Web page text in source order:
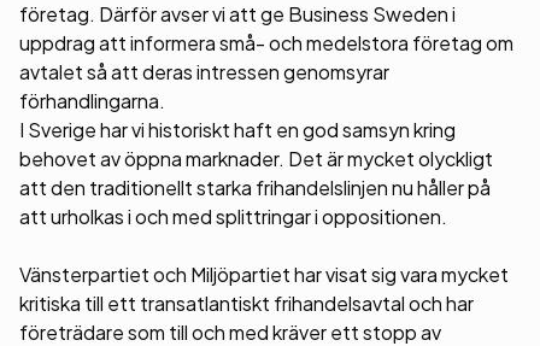
företag. Därför avser vi att ge Business Sweden i
uppdrag att informera små- och medelstora företag om
avtalet så att deras intressen genomsyrar
förhandlingarna.
I Sverige har vi historiskt haft en god samsyn kring
behovet av öppna marknader. Det är mycket olyckligt
att den traditionellt starka frihandelslinjen nu håller på
att urholkas i och med splittringar i oppositionen.
Vänsterpartiet och Miljöpartiet har visat sig vara mycket
kritiska till ett transatlantiskt frihandelsavtal och har
företrädare som till och med kräver ett stopp av